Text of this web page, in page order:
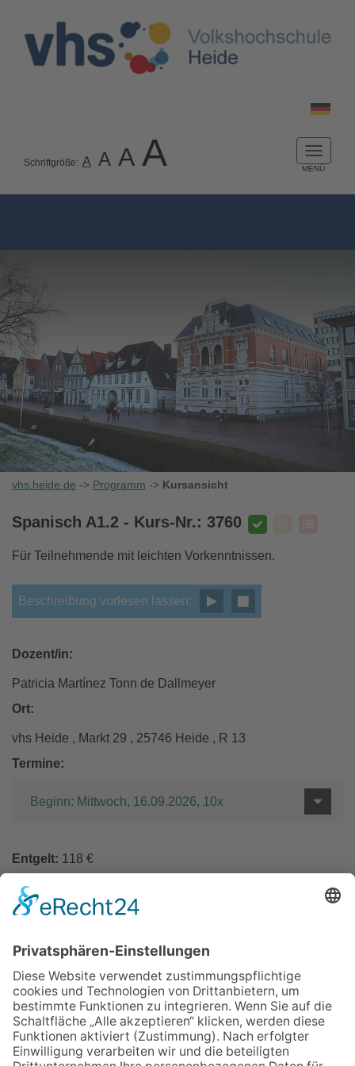
Schriftgröße: A A A A
vhs.heide.de -> Programm -> Kursansicht
Spanisch A1.2 - Kurs-Nr.: 3760
Für Teilnehmende mit leichten Vorkenntnissen.
Beschreibung vorlesen lassen:
Dozent/in:
Patricia Martínez Tonn de Dallmeyer
Ort:
vhs Heide , Markt 29 , 25746 Heide , R 13
Termine:
Beginn: Mittwoch, 16.09.2026, 10x
Entgelt: 118 €
Zurück